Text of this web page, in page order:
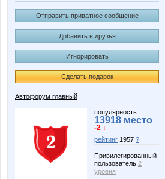
Отправить приватное сообщение
Добавить в друзья
Игнорировать
Сделать подарок
Автофорум главный
популярность:
13918 место
-2 ↓
рейтинг 1957 ?
Привилегированный
пользователь 2
уровня